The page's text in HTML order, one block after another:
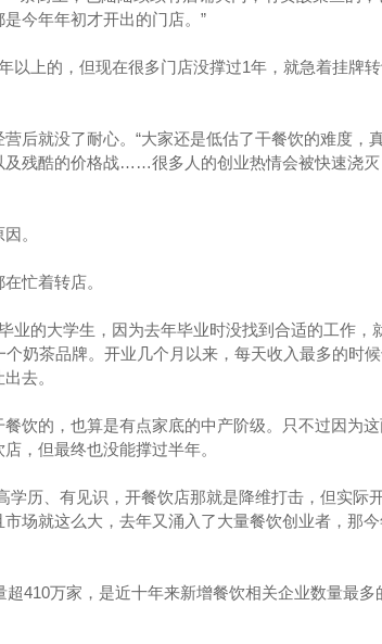
今年年初才开出的门店。”
以上的，但现在很多门店没撑过1年，就急着挂牌
后就没了耐心。“大家还是低估了干餐饮的难度，
及残酷的价格战……很多人的创业热情会被快速浇灭
。
忙着转店。
业的大学生，因为去年毕业时没找到合适的工作，
奶茶品牌。开业几个月以来，每天收入最多的时
去。
饮的，也算是有点家底的中产阶级。只不过因为
，但最终也没能撑过半年。
学历、有见识，开餐饮店那就是降维打击，但实际
场就这么大，去年又涌入了大量餐饮创业者，那
410万家，是近十年来新增餐饮相关企业数量最多